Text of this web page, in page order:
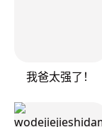
我爸太强了！